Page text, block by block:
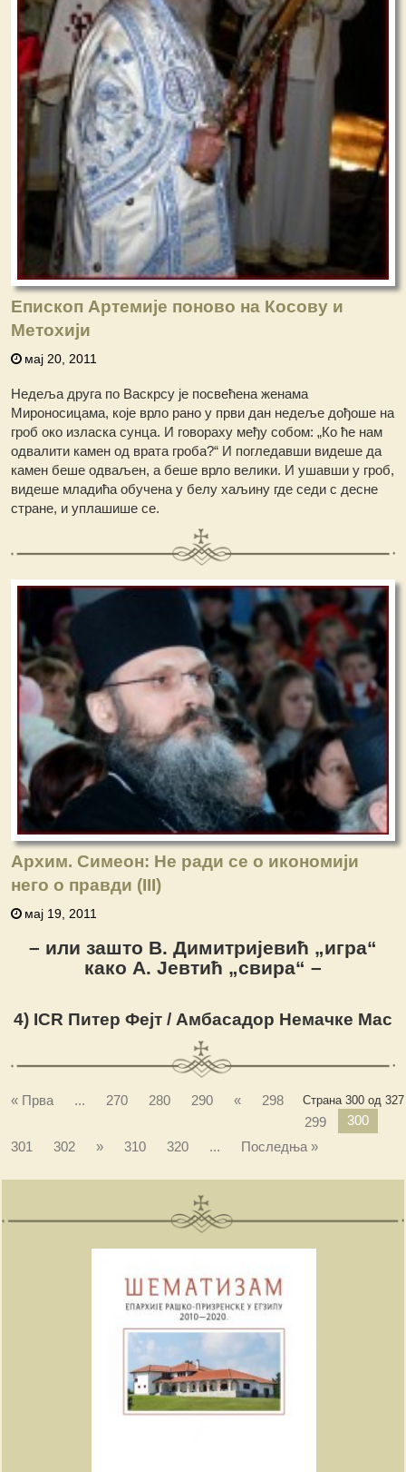
Епископ Артемије поново на Косову и
Метохији
мај 20, 2011
Недеља друга по Васкрсу је посвећена женама
Мироносицама, које врло рано у први дан недеље дођоше на
гроб око изласка сунца. И говораху међу собом: „Ко ће нам
одвалити камен од врата гроба?“ И погледавши видеше да
камен беше одваљен, а беше врло велики. И ушавши у гроб,
видеше младића обучена у белу хаљину где седи с десне
стране, и уплашише се.
Архим. Симеон: Не ради се о икономији
него о правди (III)
мај 19, 2011
– или зашто В. Димитријевић „игра“
како А. Јевтић „свира“ –
4) ICR Питер Фејт / Амбaсадор Немачке Мас
Страна 300 од 327
« Прва ... 270 280 290 «
298
299
300
301
302 » 310 320 ... Последња »